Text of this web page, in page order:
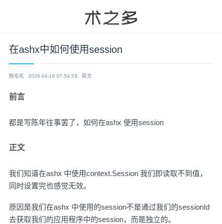
在ashx中如何使用session
敖毛毛 2026-04-16 07:54:53 原文
前言
都是写陈年往事罢了，如何在ashx 使用session
正文
我们知道在ashx 中使用context.Session 我们即读取不到值，
同时设置完也感觉无效。
原因是我们在ashx 中使用的session不是通过我们的sessionId
去获取我们的应用程序中的session，而是独立的。